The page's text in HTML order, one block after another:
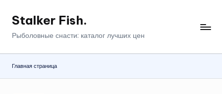
Перейти
Stalker Fish.
Рыболовные снасти: каталог лучших цен
Главная страница